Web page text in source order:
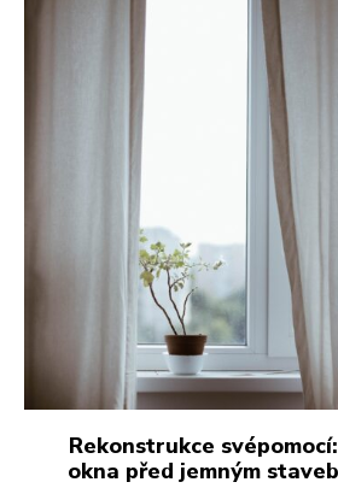
Rekonstrukce
okna před jemným